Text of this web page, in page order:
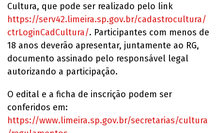
Cultura, que pode ser realizado pelo link
https://serv42.limeira.sp.gov.br/cadastrocultura/
ctrLoginCadCultura/. Participantes com menos de
18 anos deverão apresentar, juntamente ao RG,
documento assinado pelo responsável legal
autorizando a participação.
O edital e a ficha de inscrição podem ser
conferidos em:
https://www.limeira.sp.gov.br/secretarias/cultura